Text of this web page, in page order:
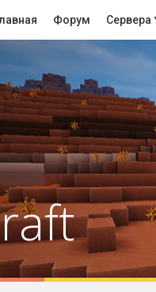
Форум Сервера